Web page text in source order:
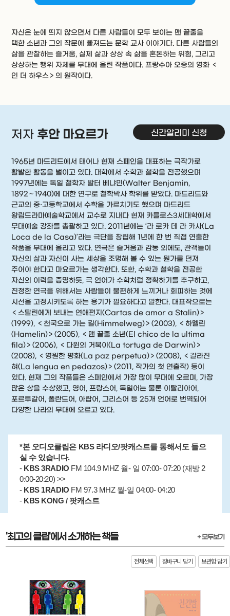
자신은 눈에 띄지 않으면서 다른 사람들이 모두 보이는 맨 끝줄을
택한 소년과 그의 작문에 빠져드는 문학 교사 이야기다. 다른 사람들의
삶을 관찰하는 즐거움, 실제 삶과 상상 속 삶을 혼돈하는 위험, 그리고
상상하는 행위 자체를 무대에 올린 작품이다. 프랑수아 오종의 영화 ＜
인 더 하우스＞의 원작이다.
저자 후안 마요르가 신간알리미 신청
1965년 마드리드에서 태어나 현재 스페인을 대표하는 극작가로
활발한 활동을 벌이고 있다. 대학에서 수학과 철학을 전공했으며
1997년에는 독일 철학자 발터 베냐민(Walter Benjamin,
1892∼1940)에 대한 연구로 철학박사 학위를 받았다. 마드리드와
근교의 중·고등학교에서 수학을 가르치기도 했으며 마드리드
왕립드라마예술학교에서 교수로 지내다 현재 카를로스3세대학에서
무대예술 강좌를 총괄하고 있다. 2011년에는 ‘라 로카 데 라 카사(La
Loca de la Casa)’라는 극단을 창립해 1년에 한 번 직접 연출한
작품을 무대에 올리고 있다. 연극은 즐거움과 감동 외에도, 관객들이
자신의 삶과 자신이 사는 세상을 조명해 볼 수 있는 뭔가를 던져
주어야 한다고 마요르가는 생각한다. 또한, 수학과 철학을 전공한
자신의 이력을 증명하듯, 극 언어가 수학처럼 정확하기를 추구하고,
진정한 연극을 위해서는 사람들이 불편하게 느끼거나 회피하는 것에
시선을 고정시키도록 하는 용기가 필요하다고 말한다. 대표작으로는
＜스탈린에게 보내는 연애편지(Cartas de amor a Stalin)＞
(1999), ＜천국으로 가는 길(Himmelweg)＞(2003), ＜하멜린
(Hamelin)＞(2005), ＜맨 끝줄 소년(El chico de la ultima
fila)＞(2006), ＜다윈의 거북이(La tortuga de Darwin)＞
(2008), ＜영원한 평화(La paz perpetua)＞(2008), ＜갈라진
혀(La lengua en pedazos)＞(2011, 작가의 첫 연출작) 등이
있다. 현재 그의 작품들은 스페인에서 가장 많이 무대에 오르며, 가장
많은 상을 수상했고, 영어, 프랑스어, 독일어는 물론 이탈리아어,
포르투갈어, 폴란드어, 아랍어, 그리스어 등 25개 언어로 번역되어
다양한 나라의 무대에 오르고 있다.
*본 오디오클립은 KBS 라디오/팟캐스트를 통해서도 들으
실 수 있습니다.
- KBS 3RADIO FM 104.9 MHZ 월- 일 07:00- 07:20 (재방 2
0:00-20:20) >>
- KBS 1RADIO FM 97.3 MHZ 월-일 04:00- 04:20
- KBS KONG / 팟캐스트
'최고의 클립'에서 소개하는 책들 + 모두보기
전체선택 장바구니 담기 보관함 담기